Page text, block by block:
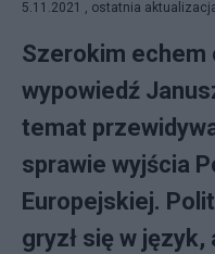
5.11.2021 , ostatnia
Szerokim echem
wypowiedź
temat
sprawie wyjścia
Europejskiej.
gryzł się w język,